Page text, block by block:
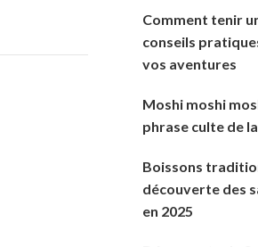
Comment tenir
conseils
vos aventures
Moshi moshi
phrase culte de
Boissons
découverte des
en 2025